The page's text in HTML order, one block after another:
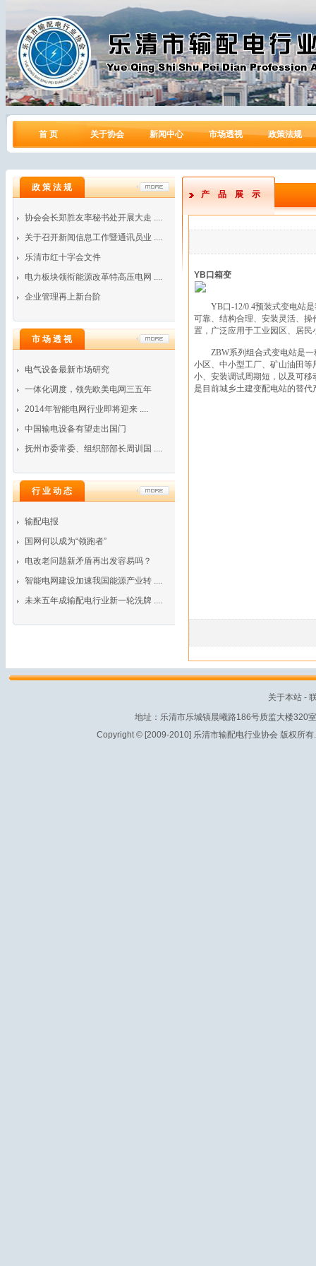
首 页 关于协会 新闻中心 市场透视 政策法规
政 策 法 规
协会会长郑胜友率秘书处开展大走 ....
关于召开新闻信息工作暨通讯员业 ....
乐清市红十字会文件
电力板块领衔能源改革特高压电网 ....
企业管理再上新台阶
市 场 透 视
电气设备最新市场研究
一体化调度，领先欧美电网三五年
2014年智能电网行业即将迎来 ....
中国输电设备有望走出国门
抚州市委常委、组织部部长周训国 ....
行 业 动 态
输配电报
国网何以成为“领跑者”
电改老问题新矛盾再出发容易吗？
智能电网建设加速我国能源产业转 ....
未来五年成输配电行业新一轮洗牌 ....
产品展示
YB 口箱变
YB口-12/0.4预装式变电站
可靠、结构合理、安装灵活、
置，广泛应用于工业园区、居
ZBW系列组合式变电站是
小区、中小型工厂、矿山油田
小、安装调试周期短，以及可
是目前城乡土建变配电站的替
关于本站 -
地址：乐清市乐城镇晨曦路186号质监大楼
Copyright © [2009-2010] 乐清市输配电行业协会 版权所